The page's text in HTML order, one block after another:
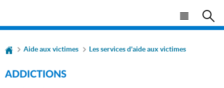
Menu
principal
Aide aux victimes Les services d'aide aux victimes
ADDICTIONS